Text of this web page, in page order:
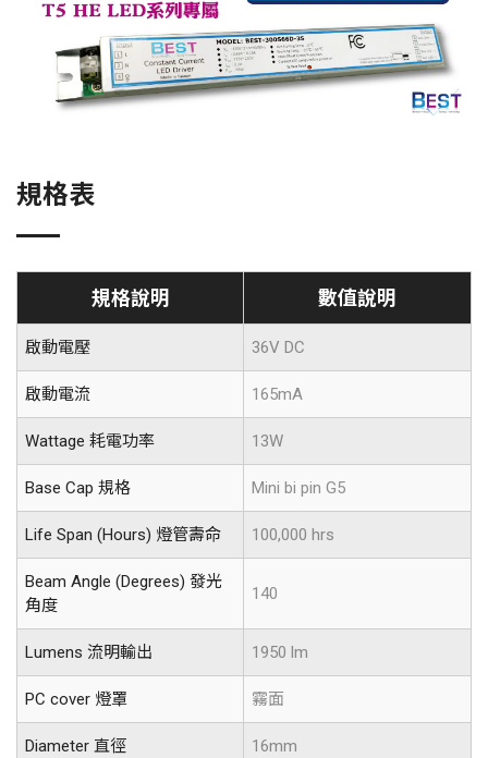
規格表
規格說明 數值說明
啟動電壓 36V DC
啟動電流 165mA
Wattage 耗電功率 13W
Base Cap 規格 Mini bi pin G5
Life Span (Hours) 燈管壽命 100,000 hrs
Beam Angle (Degrees) 發光
角度
140
Lumens 流明輸出 1950 lm
PC cover 燈罩 霧面
Diameter 直徑 16mm